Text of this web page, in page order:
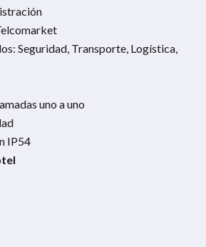
Seguridad, Transporte, Logística,
uno a uno
IP54